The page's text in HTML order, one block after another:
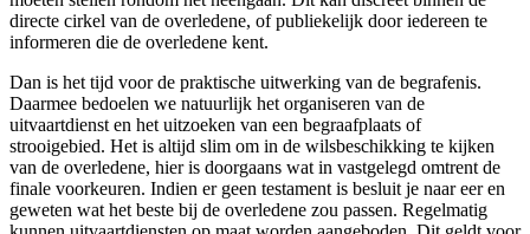
directe cirkel van de overledene, of publiekelijk door iedereen te
informeren die de overledene kent.
Dan is het tijd voor de praktische uitwerking van de begrafenis.
Daarmee bedoelen we natuurlijk het organiseren van de
uitvaartdienst en het uitzoeken van een begraafplaats of
strooigebied. Het is altijd slim om in de wilsbeschikking te kijken
van de overledene, hier is doorgaans wat in vastgelegd omtrent de
finale voorkeuren. Indien er geen testament is besluit je naar eer en
geweten wat het beste bij de overledene zou passen. Regelmatig